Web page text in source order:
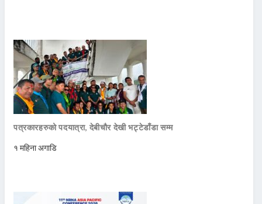
पत्रकारहरुको पदयात्रा, देबीचौर देखी भट्टेडाँडा सम्म
१ महिना अगाडि